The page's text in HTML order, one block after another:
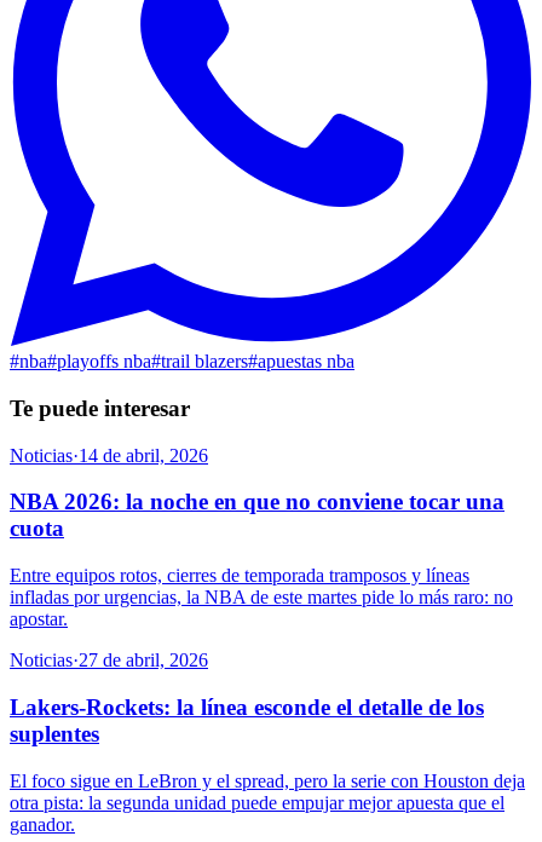
#nba#playoffs nba#trail blazers#apuestas nba
Te puede interesar
Noticias·14 de abril, 2026
NBA 2026: la noche en que no conviene tocar una
cuota
Entre equipos rotos, cierres de temporada tramposos y líneas
infladas por urgencias, la NBA de este martes pide lo más raro: no
apostar.
Noticias·27 de abril, 2026
Lakers-Rockets: la línea esconde el detalle de los
suplentes
El foco sigue en LeBron y el spread, pero la serie con Houston deja
otra pista: la segunda unidad puede empujar mejor apuesta que el
ganador.